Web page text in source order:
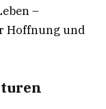
–
Hoffnung und